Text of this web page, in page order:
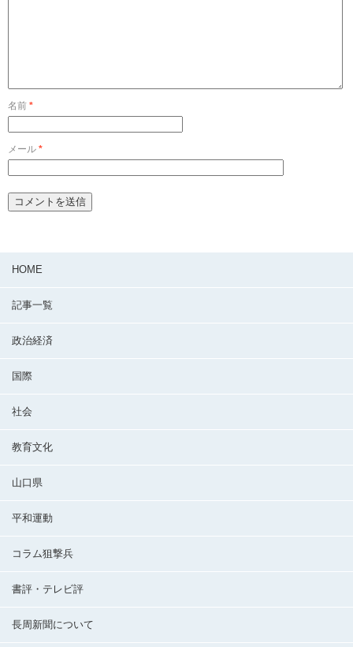
名前 *
メール *
HOME
記事一覧
政治経済
国際
社会
教育文化
山口県
平和運動
コラム狙撃兵
書評・テレビ評
長周新聞について